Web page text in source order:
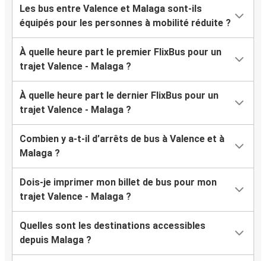
Les bus entre Valence et Malaga sont-ils
équipés pour les personnes à mobilité réduite ?
À quelle heure part le premier FlixBus pour un
trajet Valence - Malaga ?
À quelle heure part le dernier FlixBus pour un
trajet Valence - Malaga ?
Combien y a-t-il d’arrêts de bus à Valence et à
Malaga ?
Dois-je imprimer mon billet de bus pour mon
trajet Valence - Malaga ?
Quelles sont les destinations accessibles
depuis Malaga ?